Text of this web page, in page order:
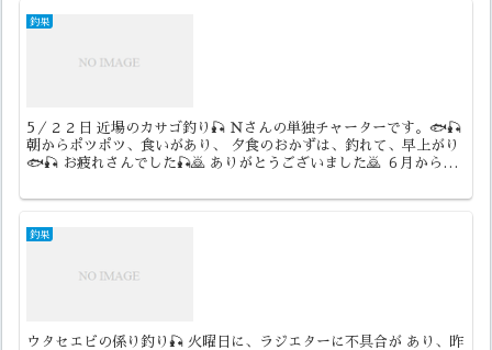
釣果
5／２２日 近場のカサゴ釣り🎣 Ｎさんの単独チャーターです。🐟🎣
朝からポツポツ、食いがあり、 夕食のおかずは、釣れて、早上がり
🐟🎣 お疲れさんでした🎣🙇 ありがとうございました🙇 ６月から
釣果
ウタセエビの係り釣り🎣 火曜日に、ラジエターに不具合が あり、昨